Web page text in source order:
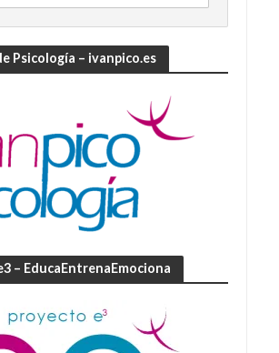
Psicología – ivanpico.es
– EducaEntrenaEmociona